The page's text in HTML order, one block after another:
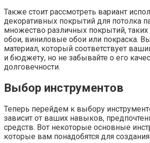
Также стоит рассмотреть вариант
декоративных покрытий для потолка
множество различных покрытий,
обои, виниловые обои или покраска.
материал, который соответствует
и бюджету, но не забывайте о его
долговечности.
Выбор инструментов
Теперь перейдем к выбору
зависит от ваших навыков,
средств. Вот некоторые основные
которые вам понадобятся для